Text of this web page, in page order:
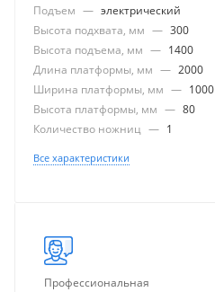
Подъем — электрический
Высота подхвата, мм — 300
Высота подъема, мм — 1400
Длина платформы, мм — 2000
Ширина платформы, мм — 1000
Высота платформы, мм — 80
Количество ножниц — 1
Все характеристики
Профессиональная